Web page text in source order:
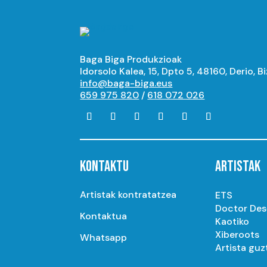
Baga Biga Produkzioak
Idorsolo Kalea, 15, Dpto 5, 48160, Derio,
info@baga-biga.eus
659 975 820/ 618 072 026
KONTAKTU
Artistak kontratatzea
Kontaktua
Whatsapp
ARTISTAK
ETS
Doctor
Kaotiko
Xiberoots
Artista